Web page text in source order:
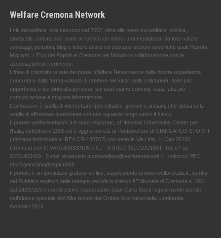
Welfare Cremona Network
I siti del welfare, che nascono nel 2002, oltre alle news sul welfare, politica ,
sindacale ,cultura ecc. sono arricchiti con video, una mediateca, da foto notizie,
sondaggi, petizioni, blog e lettere al sito ed ospitano sezioni specifiche quali Pianeta
Migranti , L'Eco del Popolo e Cremona nel Mondo in collaborazione con le
associazioni di riferimento.
L'idea di costruire la rete dei portali Welfare News nasce dalla nostra esperienza
concreta e dalla ferma volontà di credere nei valori della solidarietà, delle pari
opportunità e dei diritti alla persona, sui quali siamo convinti, vada fatta più
comunicazione e migliore informazione.
L'ambizione è quella di intercettare quei cittadini, giovani o anziani, che abbiamo la
voglia di affrontare questi temi con uno sguardo lungo verso il futuro.
Il portale welfarenetwork.it è stato registrato, al Network Information Center per
l'Italia, nell’ottobre 2005 ed è oggi proprietà di Puntowelfare di GIANCARLO STORTI
[Impresa individuale n. REA CR-188702] con sede in Via Litta, 4- Cap 26100
Cremona con P.IVA 01493300196 e C.F. STRGCR51C10D150T. Tel. e Fax
0372.453429 . E-mail di servizio puntowelfare@welfarenetwork.it ; indirizzo PEC
storti.giancarlo@legalmail.it
Il portale è un quotidiano gratuito on line, supplemento di www.welfareitalia.it ,Iscritto
nel Pubblico registro della stampa periodica presso il Tribunale di Cremona n. 393
dal 24/09/203 e con direttore responsabile Gian Carlo Storti regolarmente iscritto
nell’elenco speciale dell’Albo tenuto dall’Ordine Giornalisti della Lombardia.
Gennaio 2016